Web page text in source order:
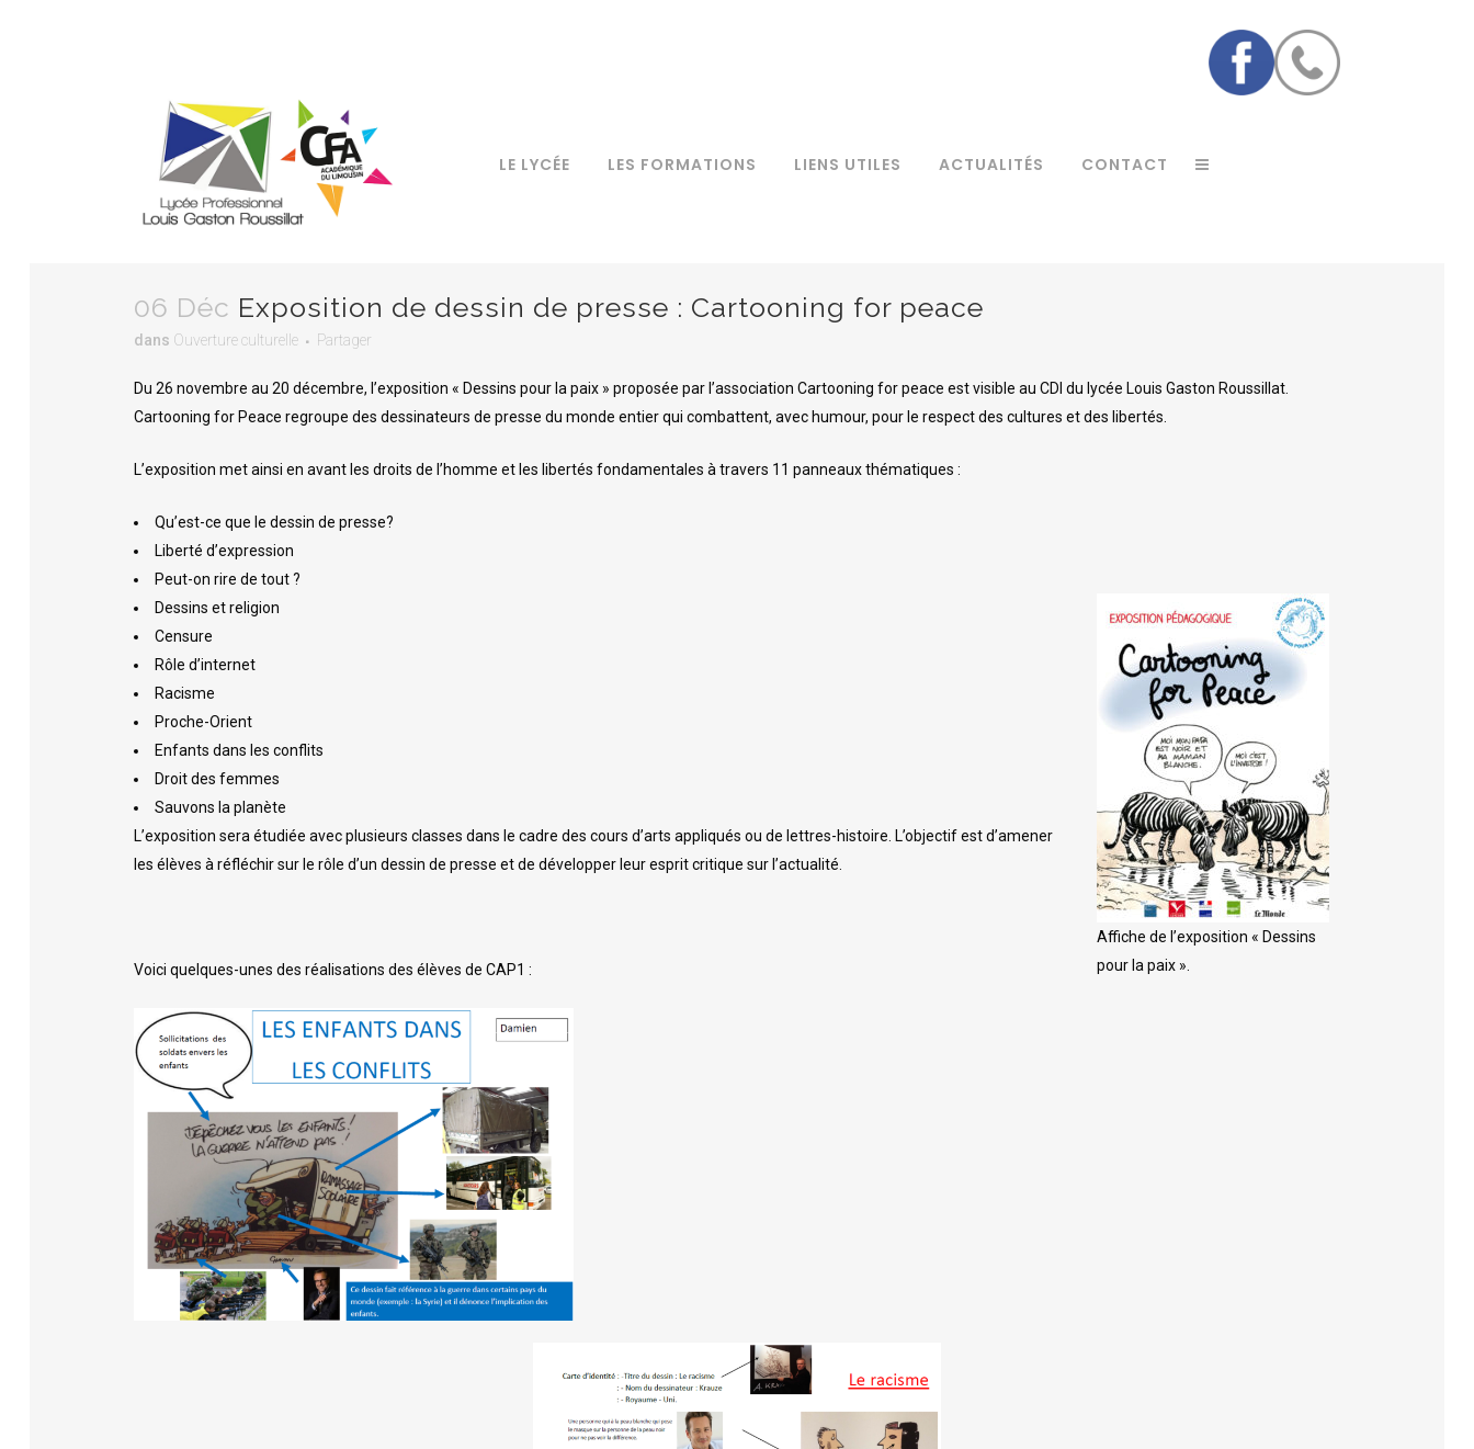
LE LYCÉE
LE MOT DU PROVISEUR
LES ÉQUIPES
FONCTIONNEMENT DU LYCÉE
AFFECTATION & INSCRIPTION
INTENDANCE
LE RESTAURANT SCOLAIRE
INFIRMERIE
PORTAIL DOCUMENTAIRE E-SIDOC
LES FORMATIONS
MÉTIERS DE L’ÉLECTRICITÉ ET DE
MAINTENANCE DES VÉHICULES
OPTION VOITURES PARTICULIÈRES
MÉTIERS DE LA SÉCURITÉ
MAINTENANCE DES MATÉRIELS
D’ESPACES VERTS
LES FORMATIONS UFA
FORMATIONS « AIDE À LA
PERSONNE »
LIENS UTILES ACTUALITÉS CONTACT
06 Déc Exposition de dessin de presse : Cartooning for peace
dans Ouverture culturelle Partager
Du 26 novembre au 20 décembre, l’exposition « Dessins pour la paix » proposée par l’association Cartooning for peace est visible au CDI du lycée Louis Gaston Roussillat.
Cartooning for Peace regroupe des dessinateurs de presse du monde entier qui combattent, avec humour, pour le respect des cultures et des libertés.
L’exposition met ainsi en avant les droits de l’homme et les libertés fondamentales à travers 11 panneaux thématiques :
Qu’est-ce que le dessin de presse?
Liberté d’expression
Peut-on rire de tout ?
Dessins et religion
Affiche de l’exposition « Dessins
pour la paix ».
Censure
Rôle d’internet
Racisme
Proche-Orient
Enfants dans les conflits
Droit des femmes
Sauvons la planète
L’exposition sera étudiée avec plusieurs classes dans le cadre des cours d’arts appliqués ou de lettres-histoire. L’objectif est d’amener
les élèves à réfléchir sur le rôle d’un dessin de presse et de développer leur esprit critique sur l’actualité.
Voici quelques-unes des réalisations des élèves de CAP1 :